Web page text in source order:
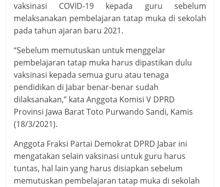
vaksinasi COVID-19 kepada guru sebelum
melaksanakan pembelajaran tatap muka di sekolah
pada tahun ajaran baru 2021.
“Sebelum memutuskan untuk menggelar
pembelajaran tatap muka harus dipastikan dulu
vaksinasi kepada semua guru atau tenaga
pendidikan di Jabar benar-benar sudah
dilaksanakan,” kata Anggota Komisi V DPRD
Provinsi Jawa Barat Toto Purwando Sandi, Kamis
(18/3/2021).
Anggota Fraksi Partai Demokrat DPRD Jabar ini
mengatakan selain vaksinasi untuk guru harus
tuntas, hal lain yang harus disiapkan sebelum
memutuskan pembelajaran tatap muka di sekolah